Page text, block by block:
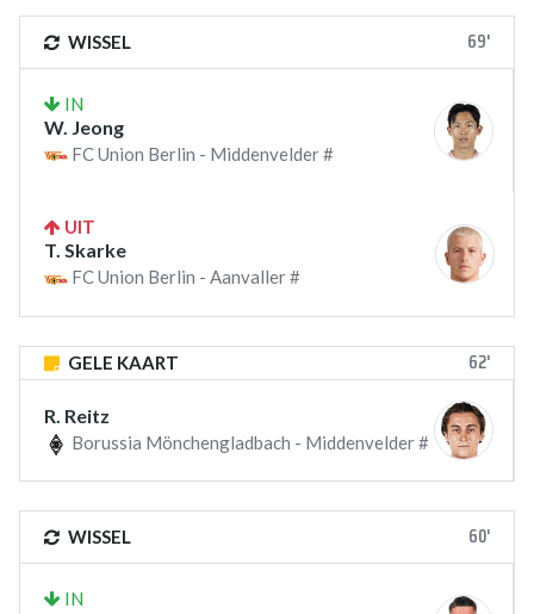
WISSEL 69'
IN
W. Jeong
FC Union Berlin - Middenvelder #
UIT
T. Skarke
FC Union Berlin - Aanvaller #
GELE KAART 62'
R. Reitz
Borussia Mönchengladbach - Middenvelder #
WISSEL 60'
IN